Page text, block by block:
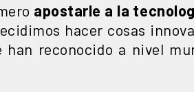
apostarle a la
hacer cosas
han reconocido a nivel